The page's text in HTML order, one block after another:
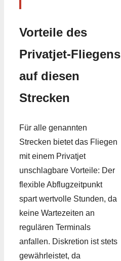
Vorteile des
Privatjet-Fliegens
auf diesen
Strecken
Für alle genannten
Strecken bietet das Fliegen
mit einem Privatjet
unschlagbare Vorteile: Der
flexible Abflugzeitpunkt
spart wertvolle Stunden, da
keine Wartezeiten an
regulären Terminals
anfallen. Diskretion ist stets
gewährleistet, da